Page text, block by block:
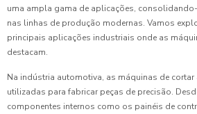
uma ampla gama de aplicações,
nas linhas de produção modernas. Vamos
principais aplicações industriais onde as
destacam.
Na indústria automotiva, as máquinas de
utilizadas para fabricar peças de precisão.
componentes internos como os painéis de